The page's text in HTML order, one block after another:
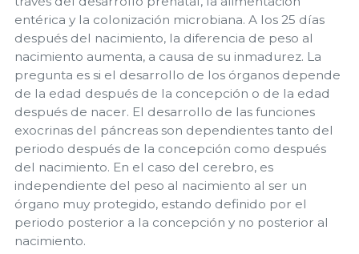
entérica y la colonización microbiana. A los 25 días
después del nacimiento, la diferencia de peso al
nacimiento aumenta, a causa de su inmadurez. La
pregunta es si el desarrollo de los órganos depende
de la edad después de la concepción o de la edad
después de nacer. El desarrollo de las funciones
exocrinas del páncreas son dependientes tanto del
periodo después de la concepción como después
del nacimiento. En el caso del cerebro, es
independiente del peso al nacimiento al ser un
órgano muy protegido, estando definido por el
periodo posterior a la concepción y no posterior al
nacimiento.